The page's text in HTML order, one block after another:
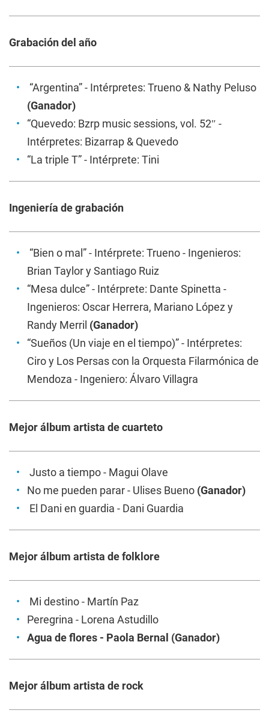
Grabación del año
“Argentina” - Intérpretes: Trueno & Nathy Peluso
(Ganador)
“Quevedo: Bzrp music sessions, vol. 52″ -
Intérpretes: Bizarrap & Quevedo
“La triple T” - Intérprete: Tini
Ingeniería de grabación
“Bien o mal” - Intérprete: Trueno - Ingenieros:
Brian Taylor y Santiago Ruiz
“Mesa dulce” - Intérprete: Dante Spinetta -
Ingenieros: Oscar Herrera, Mariano López y
Randy Merril (Ganador)
“Sueños (Un viaje en el tiempo)” - Intérpretes:
Ciro y Los Persas con la Orquesta Filarmónica de
Mendoza - Ingeniero: Álvaro Villagra
Mejor álbum artista de cuarteto
Justo a tiempo- Magui Olave
No me pueden parar- Ulises Bueno (Ganador)
El Dani en guardia - Dani Guardia
Mejor álbum artista de folklore
Mi destino- Martín Paz
Peregrina - Lorena Astudillo
Agua de flores - Paola Bernal (Ganador)
Mejor álbum artista de rock